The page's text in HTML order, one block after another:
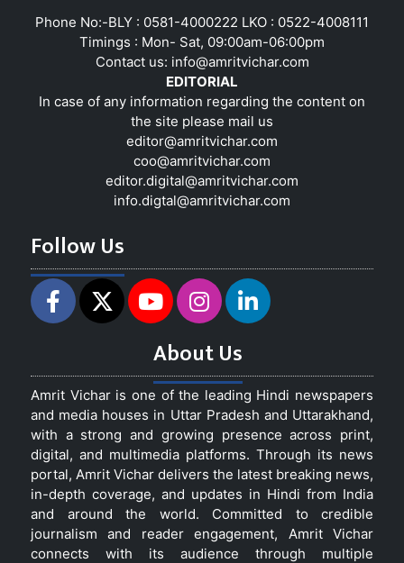
Phone No:-BLY : 0581-4000222 LKO : 0522-4008111
Timings : Mon- Sat, 09:00am-06:00pm
Contact us: info@amritvichar.com
EDITORIAL
In case of any information regarding the content on
the site please mail us
editor@amritvichar.com
coo@amritvichar.com
editor.digital@amritvichar.com
info.digtal@amritvichar.com
Follow Us
About Us
Amrit Vichar is one of the leading Hindi newspapers
and media houses in Uttar Pradesh and Uttarakhand,
with a strong and growing presence across print,
digital, and multimedia platforms. Through its news
portal, Amrit Vichar delivers the latest breaking news,
in-depth coverage, and updates in Hindi from India
and around the world. Committed to credible
journalism and reader engagement, Amrit Vichar
connects with its audience through multiple